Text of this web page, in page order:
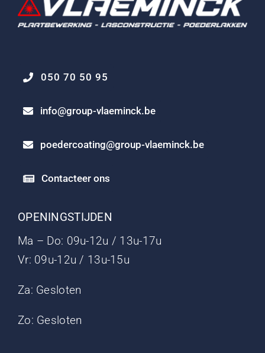
050 70 50 95
info@group-vlaeminck.be
poedercoating@group-vlaeminck.be
Contacteer ons
OPENINGSTIJDEN
Ma – Do: 09u-12u / 13u-17u
Vr: 09u-12u / 13u-15u
Za: Gesloten
Zo: Gesloten